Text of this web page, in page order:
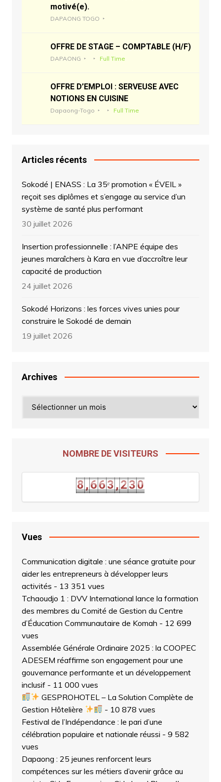
motivé(e).
DAPAONG TOGO
OFFRE DE STAGE – COMPTABLE (H/F)
DAPAONG Full Time
OFFRE D’EMPLOI : SERVEUSE AVEC
NOTIONS EN CUISINE
Dapaong-Togo Full Time
Articles récents
Sokodé | ENASS : La 35ᵉ promotion « ÉVEIL »
reçoit ses diplômes et s’engage au service d’un
système de santé plus performant
30 juillet 2026
Insertion professionnelle : l’ANPE équipe des
jeunes maraîchers à Kara en vue d’accroître leur
capacité de production
24 juillet 2026
Sokodé Horizons : les forces vives unies pour
construire le Sokodé de demain
19 juillet 2026
Archives
NOMBRE DE VISITEURS
8
8
,
,
6
6
6
6
3
3
,
,
2
23
2
0
9
Vues
Communication digitale : une séance gratuite pour
aider les entrepreneurs à développer leurs
activités - 13 351 vues
Tchaoudjo 1 : DVV International lance la formation
des membres du Comité de Gestion du Centre
d’Éducation Communautaire de Komah - 12 699
vues
Assemblée Générale Ordinaire 2025 : la COOPEC
ADESEM réaffirme son engagement pour une
gouvernance performante et un développement
inclusif- 11 000 vues
GESPROHOTEL – La Solution Complète de
Gestion Hôtelière
- 10 878 vues
Festival de l’Indépendance : le pari d’une
célébration populaire et nationale réussi - 9 582
vues
Dapaong : 25 jeunes renforcent leurs
compétences sur les métiers d’avenir grâce au